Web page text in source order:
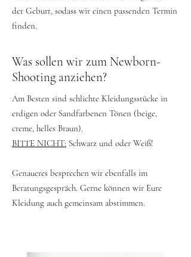
der Geburt, sodass wir einen passenden Termin
finden.
Was sollen wir zum Newborn-
Shooting anziehen?
Am Besten sind schlichte Kleidungsstücke in
erdigen oder Sandfarbenen Tönen (beige,
creme, helles Braun).
BITTE NICHT: Schwarz und oder Weiß!
Genaueres besprechen wir ebenfalls im
Beratungsgespräch. Gerne können wir Eure
Kleidung auch gemeinsam abstimmen.